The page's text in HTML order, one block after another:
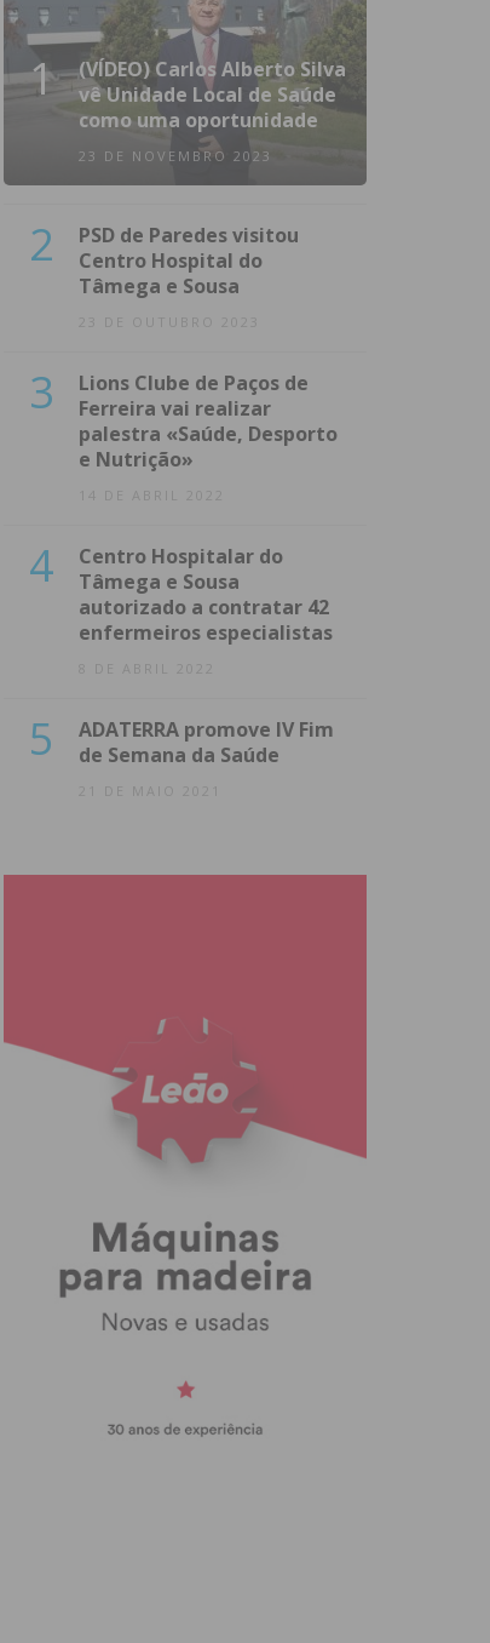
1
(VÍDEO) Carlos Alberto Silva
vê Unidade Local de Saúde
como uma oportunidade
23 DE NOVEMBRO 2023
2
PSD de Paredes visitou
Centro Hospital do
Tâmega e Sousa
23 DE OUTUBRO 2023
3
Lions Clube de Paços de
Ferreira vai realizar
palestra «Saúde, Desporto
e Nutrição»
14 DE ABRIL 2022
4
Centro Hospitalar do
Tâmega e Sousa
autorizado a contratar 42
enfermeiros especialistas
8 DE ABRIL 2022
5
ADATERRA promove IV Fim
de Semana da Saúde
21 DE MAIO 2021